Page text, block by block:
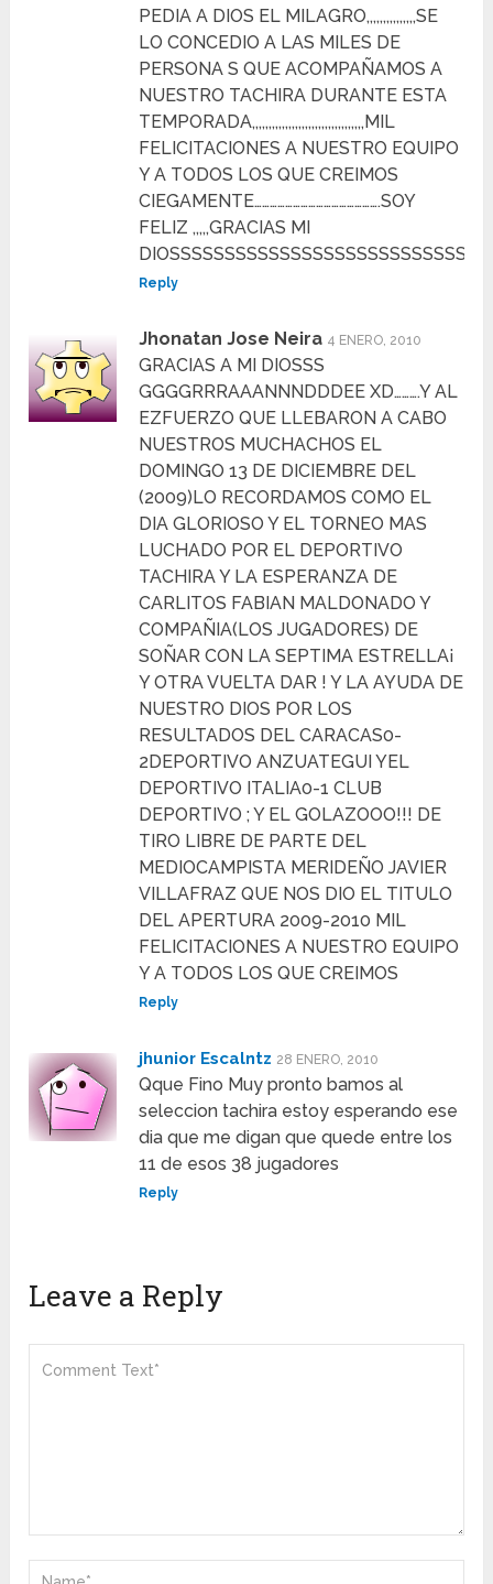
PEDIA A DIOS EL MILAGRO,,,,,,,,,,,,,,,SE
LO CONCEDIO A LAS MILES DE
PERSONA S QUE ACOMPAÑAMOS A
NUESTRO TACHIRA DURANTE ESTA
TEMPORADA,,,,,,,,,,,,,,,,,,,,,,,,,,,,,,,,,,MIL
FELICITACIONES A NUESTRO EQUIPO
Y A TODOS LOS QUE CREIMOS
CIEGAMENTE………………………………………….SOY
FELIZ ,,,,,GRACIAS MI
Reply
Jhonatan Jose Neira 4 ENERO, 2010
GRACIAS A MI DIOSSS
GGGGRRRAAANNNDDDEE XD……….Y AL
EZFUERZO QUE LLEBARON A CABO
NUESTROS MUCHACHOS EL
DOMINGO 13 DE DICIEMBRE DEL
(2009)LO RECORDAMOS COMO EL
DIA GLORIOSO Y EL TORNEO MAS
LUCHADO POR EL DEPORTIVO
TACHIRA Y LA ESPERANZA DE
CARLITOS FABIAN MALDONADO Y
COMPAÑIA(LOS JUGADORES) DE
SOÑAR CON LA SEPTIMA ESTRELLA¡
Y OTRA VUELTA DAR ! Y LA AYUDA DE
NUESTRO DIOS POR LOS
RESULTADOS DEL CARACAS0-
2DEPORTIVO ANZUATEGUI YEL
DEPORTIVO ITALIA0-1 CLUB
DEPORTIVO ; Y EL GOLAZOOO!!! DE
TIRO LIBRE DE PARTE DEL
MEDIOCAMPISTA MERIDEÑO JAVIER
VILLAFRAZ QUE NOS DIO EL TITULO
DEL APERTURA 2009-2010 MIL
FELICITACIONES A NUESTRO EQUIPO
Y A TODOS LOS QUE CREIMOS
Reply
jhunior Escalntz 28 ENERO, 2010
Qque Fino Muy pronto bamos al
seleccion tachira estoy esperando ese
dia que me digan que quede entre los
11 de esos 38 jugadores
Reply
Leave a Reply